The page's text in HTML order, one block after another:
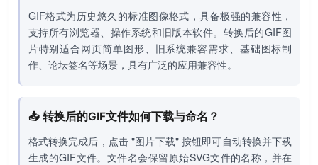
GIF格式为历史悠久的标准图像格式，具备极强的兼容性，
支持所有浏览器、操作系统和旧版本软件。转换后的GIF图
片特别适合网页简单图形、旧系统兼容需求、基础图标制
作、论坛签名等场景，具有广泛的应用兼容性。
📥 转换后的GIF文件如何下载与命名？
格式转换完成后，点击 "图片下载" 按钮即可自动转换并下载
生成的GIF文件。文件名会保留原始SVG文件的名称，并在